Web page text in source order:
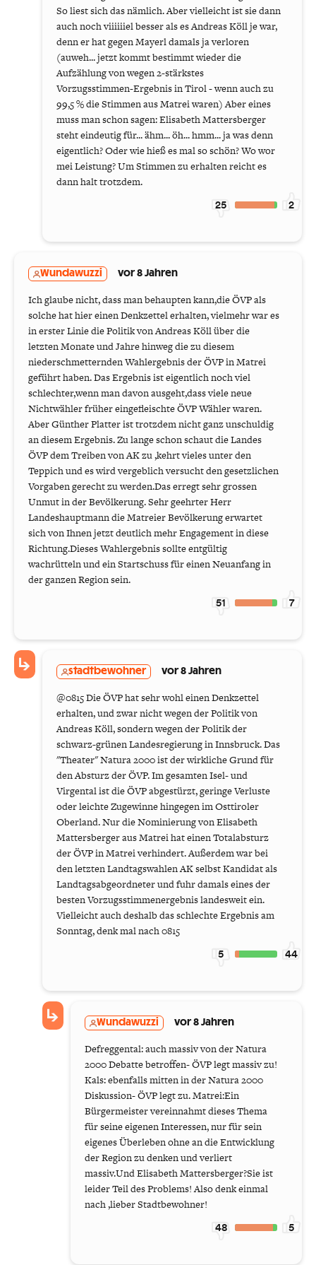
So liest sich das nämlich. Aber vielleicht ist sie dann
auch noch viiiiiiel besser als es Andreas Köll je war,
denn er hat gegen Mayerl damals ja verloren
(auweh... jetzt kommt bestimmt wieder die
Aufzählung von wegen 2-stärkstes
Vorzugsstimmen-Ergebnis in Tirol - wenn auch zu
99,5 % die Stimmen aus Matrei waren) Aber eines
muss man schon sagen: Elisabeth Mattersberger
steht eindeutig für... ähm... öh... hmm... ja was denn
eigentlich? Oder wie hieß es mal so schön? Wo wor
mei Leistung? Um Stimmen zu erhalten reicht es
dann halt trotzdem.
25 2
Wundawuzzi vor 8 Jahren
Ich glaube nicht, dass man behaupten kann,die ÖVP als
solche hat hier einen Denkzettel erhalten, vielmehr war es
in erster Linie die Politik von Andreas Köll über die
letzten Monate und Jahre hinweg die zu diesem
niederschmetternden Wahlergebnis der ÖVP in Matrei
geführt haben. Das Ergebnis ist eigentlich noch viel
schlechter,wenn man davon ausgeht,dass viele neue
Nichtwähler früher eingefleischte ÖVP Wähler waren.
Aber Günther Platter ist trotzdem nicht ganz unschuldig
an diesem Ergebnis. Zu lange schon schaut die Landes
ÖVP dem Treiben von AK zu ,kehrt vieles unter den
Teppich und es wird vergeblich versucht den gesetzlichen
Vorgaben gerecht zu werden.Das erregt sehr grossen
Unmut in der Bevölkerung. Sehr geehrter Herr
Landeshauptmann die Matreier Bevölkerung erwartet
sich von Ihnen jetzt deutlich mehr Engagement in diese
Richtung.Dieses Wahlergebnis sollte entgültig
wachrütteln und ein Startschuss für einen Neuanfang in
der ganzen Region sein.
51 7
stadtbewohner vor 8 Jahren
@0815 Die ÖVP hat sehr wohl einen Denkzettel
erhalten, und zwar nicht wegen der Politik von
Andreas Köll, sondern wegen der Politik der
schwarz-grünen Landesregierung in Innsbruck. Das
"Theater" Natura 2000 ist der wirkliche Grund für
den Absturz der ÖVP. Im gesamten Isel- und
Virgental ist die ÖVP abgestürzt, geringe Verluste
oder leichte Zugewinne hingegen im Osttiroler
Oberland. Nur die Nominierung von Elisabeth
Mattersberger aus Matrei hat einen Totalabsturz
der ÖVP in Matrei verhindert. Außerdem war bei
den letzten Landtagswahlen AK selbst Kandidat als
Landtagsabgeordneter und fuhr damals eines der
besten Vorzugsstimmenergebnis landesweit ein.
Vielleicht auch deshalb das schlechte Ergebnis am
Sonntag, denk mal nach 0815
5 44
Wundawuzzi vor 8 Jahren
Defreggental: auch massiv von der Natura
2000 Debatte betroffen- ÖVP legt massiv zu!
Kals: ebenfalls mitten in der Natura 2000
Diskussion- ÖVP legt zu. Matrei:Ein
Bürgermeister vereinnahmt dieses Thema
für seine eigenen Interessen, nur für sein
eigenes Überleben ohne an die Entwicklung
der Region zu denken und verliert
massiv.Und Elisabeth Mattersberger?Sie ist
leider Teil des Problems! Also denk einmal
nach ,lieber Stadtbewohner!
48 5